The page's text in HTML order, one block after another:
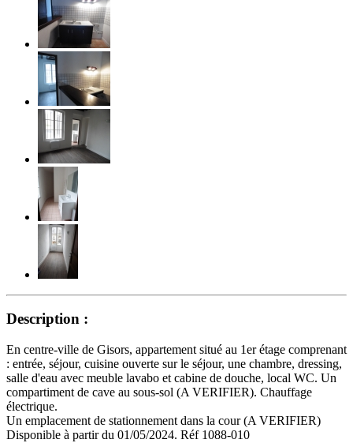
Description :
En centre-ville de Gisors, appartement situé au 1er étage comprenant
: entrée, séjour, cuisine ouverte sur le séjour, une chambre, dressing,
salle d'eau avec meuble lavabo et cabine de douche, local WC. Un
compartiment de cave au sous-sol (A VERIFIER). Chauffage
électrique.
Un emplacement de stationnement dans la cour (A VERIFIER)
Disponible à partir du 01/05/2024. Réf 1088-010